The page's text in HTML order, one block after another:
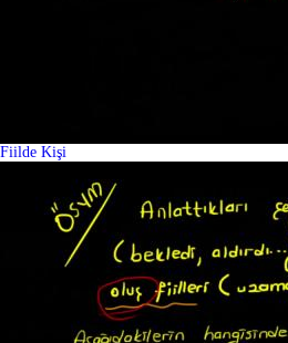
Fiilde Kişi